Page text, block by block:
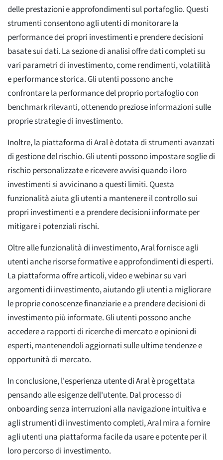
delle prestazioni e approfondimenti sul portafoglio. Questi
strumenti consentono agli utenti di monitorare la
performance dei propri investimenti e prendere decisioni
basate sui dati. La sezione di analisi offre dati completi su
vari parametri di investimento, come rendimenti, volatilità
e performance storica. Gli utenti possono anche
confrontare la performance del proprio portafoglio con
benchmark rilevanti, ottenendo preziose informazioni sulle
proprie strategie di investimento.
Inoltre, la piattaforma di Aral è dotata di strumenti avanzati
di gestione del rischio. Gli utenti possono impostare soglie di
rischio personalizzate e ricevere avvisi quando i loro
investimenti si avvicinano a questi limiti. Questa
funzionalità aiuta gli utenti a mantenere il controllo sui
propri investimenti e a prendere decisioni informate per
mitigare i potenziali rischi.
Oltre alle funzionalità di investimento, Aral fornisce agli
utenti anche risorse formative e approfondimenti di esperti.
La piattaforma offre articoli, video e webinar su vari
argomenti di investimento, aiutando gli utenti a migliorare
le proprie conoscenze finanziarie e a prendere decisioni di
investimento più informate. Gli utenti possono anche
accedere a rapporti di ricerche di mercato e opinioni di
esperti, mantenendoli aggiornati sulle ultime tendenze e
opportunità di mercato.
In conclusione, l'esperienza utente di Aral è progettata
pensando alle esigenze dell'utente. Dal processo di
onboarding senza interruzioni alla navigazione intuitiva e
agli strumenti di investimento completi, Aral mira a fornire
agli utenti una piattaforma facile da usare e potente per il
loro percorso di investimento.